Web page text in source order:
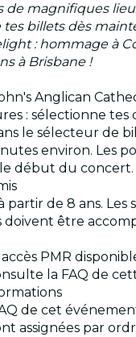
de magnifiques
tes billets dès
: hommage à
à Brisbane !
Anglican
: sélectionne tes
le sélecteur de
environ. Les
début du concert.
partir de 8 ans.
doivent être
accès PMR
la FAQ de
de cet
assignées par